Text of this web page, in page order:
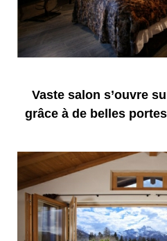
Vaste salon s’ouvre
grâce à de belles